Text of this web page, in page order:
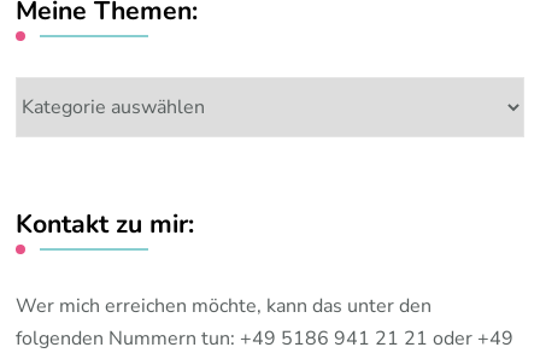
Meine Themen:
Themen:
Kontakt zu mir:
Wer mich erreichen möchte, kann das unter den
folgenden Nummern tun: +49 5186 941 21 21 oder +49